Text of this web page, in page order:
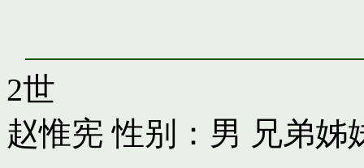
2世
赵惟宪 性别：男 兄弟姊